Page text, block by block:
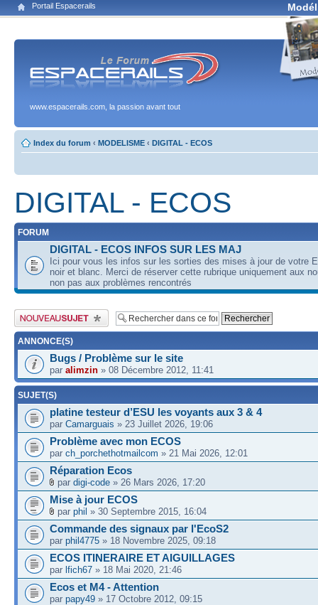
Portail Espacerails
www.espacerails.com, la passion avant tout
Index du forum ‹ MODELISME ‹ DIGITAL - ECOS
DIGITAL - ECOS
FORUM
DIGITAL - ECOS INFOS SUR LES MAJ
Ici pour vous les infos sur les sorties des mises à jour de votre
noir et blanc. Merci de réserver cette rubrique uniquement aux
non pas aux problèmes rencontrés
Publier un nouveau sujet
ANNONCE(S)
Bugs / Problème sur le site
par alimzin » 08 Décembre 2012, 11:41
SUJET(S)
platine testeur d’ESU les voyants aux 3 & 4
par Camarguais » 23 Juillet 2026, 19:06
Problème avec mon ECOS
par ch_porchethotmailcom » 21 Mai 2026, 12:01
Réparation Ecos
par digi-code » 26 Mars 2026, 17:20
Mise à jour ECOS
par phil » 30 Septembre 2015, 16:04
Commande des signaux par l'EcoS2
par phil4775 » 18 Novembre 2025, 09:18
ECOS ITINERAIRE ET AIGUILLAGES
par lfich67 » 18 Mai 2020, 21:46
Ecos et M4 - Attention
par papy49 » 17 Octobre 2012, 09:15